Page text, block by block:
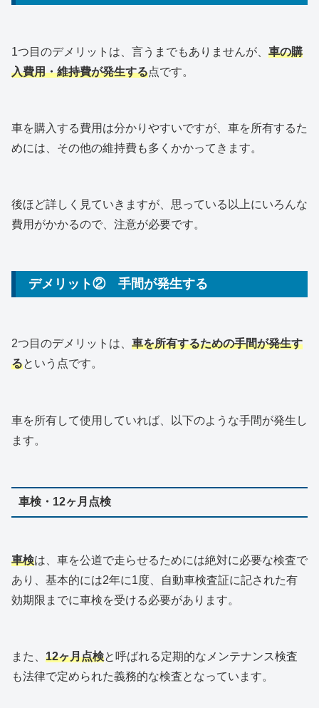
1つ目のデメリットは、言うまでもありませんが、 車の購
入費用・維持費が発生する点です。
車を購入する費用は分かりやすいですが、車を所有するた
めには、その他の維持費も多くかかってきます。
後ほど詳しく見ていきますが、思っている以上にいろんな
費用がかかるので、注意が必要です。
デメリット② 手間が発生する
2つ目のデメリットは、 車を所有するための手間が発生す
るという点です。
車を所有して使用していれば、以下のような手間が発生し
ます。
車検・12ヶ月点検
車検は、車を公道で走らせるためには絶対に必要な検査で
あり、基本的には2年に1度、自動車検査証に記された有
効期限までに車検を受ける必要があります。
また、 12ヶ月点検と呼ばれる定期的なメンテナンス検査
も法律で定められた義務的な検査となっています。